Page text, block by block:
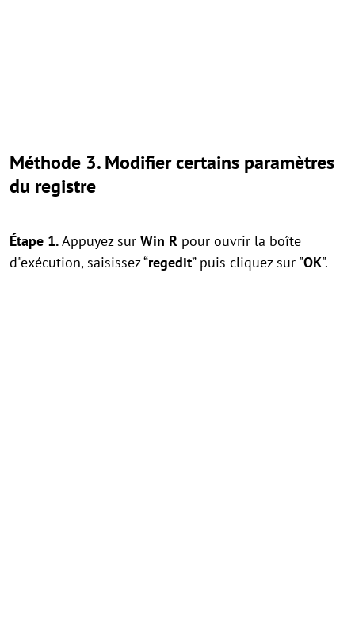
Méthode 3. Modifier certains paramètres
du registre
Étape 1.Appuyez sur Win R pour ouvrir la boîte
d"exécution, saisissez “regedit” puis cliquez sur "OK".